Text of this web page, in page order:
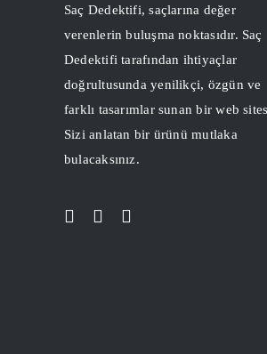
Saç Dedektifi, saçlarına değer
verenlerin buluşma noktasıdır. Saç
Dedektifi tarafından ihtiyaçlar
doğrultusunda yenilikçi, özgün ve
farklı tasarımlar sunan bir web
Sizi anlatan bir ürünü mutlaka
bulacaksınız.